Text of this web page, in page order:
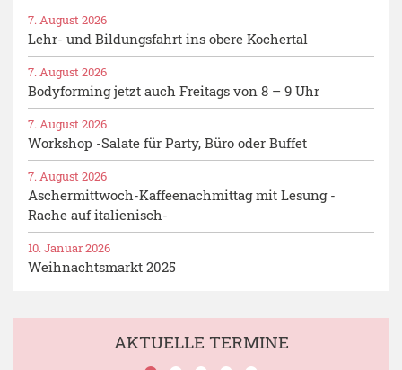
Lehr- und Bildungsfahrt ins obere Kochertal
7. August 2026
Bodyforming jetzt auch Freitags von 8 – 9 Uhr
7. August 2026
Workshop -Salate für Party, Büro oder Buffet
7. August 2026
Aschermittwoch-Kaffeenachmittag mit Lesung -
Rache auf italienisch-
7. August 2026
Weihnachtsmarkt 2025
10. Januar 2026
AKTUELLE TERMINE